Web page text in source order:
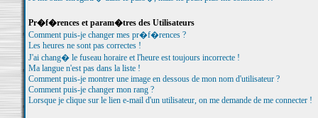
Pr�f�rences et param�tres des Utilisateurs
Comment puis-je changer mes pr�f�rences ?
Les heures ne sont pas correctes !
J'ai chang� le fuseau horaire et l'heure est toujours incorrecte !
Ma langue n'est pas dans la liste !
Comment puis-je montrer une image en dessous de mon nom d'utilisateur ?
Comment puis-je changer mon rang ?
Lorsque je clique sur le lien e-mail d'un utilisateur, on me demande de me connecter !